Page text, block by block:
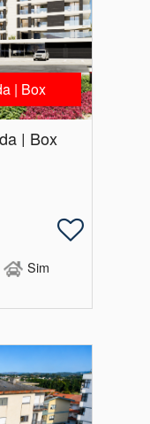
| Box
| Box
Sim